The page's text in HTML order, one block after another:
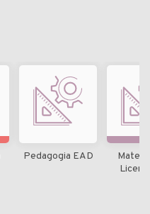
Pedagogia EAD